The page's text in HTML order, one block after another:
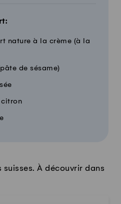
nature à la crème (à la
de sésame)
citron
suisses. À découvrir dans